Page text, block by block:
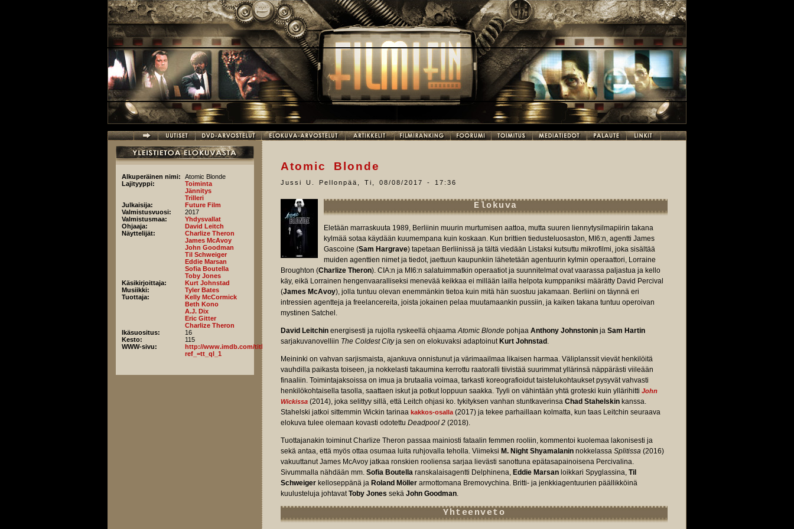
Alkuperäinen nimi:
Atomic Blonde
Lajityyppi:
Toiminta
Jännitys
Trilleri
Julkaisija:
Future Film
Valmistusvuosi:
2017
Valmistusmaa:
Yhdysvallat
Ohjaaja:
David Leitch
Näyttelijät:
Charlize Theron
James McAvoy
John Goodman
Til Schweiger
Eddie Marsan
Sofia Boutella
Toby Jones
Käsikirjoittaja:
Kurt Johnstad
Musiikki:
Tyler Bates
Tuottaja:
Kelly McCormick
Beth Kono
A.J. Dix
Eric Gitter
Charlize Theron
Ikäsuositus:
16
Kesto:
115
WWW-sivu:
http://www.imdb.com/title/tt2406566/fullcredits?
ref_=tt_ql_1
Atomic Blonde
Jussi U. Pellonpää Ti, 08/08/2017 - 17:36
Elokuva
Eletään marraskuuta 1989, Berliinin muurin murtumisen aattoa, mutta suuren liennytysilmapiirin takana
kylmää sotaa käydään kuumempana kuin koskaan. Kun brittien tiedusteluosaston, MI6:n, agentti James
Gascoine (Sam Hargrave) tapetaan Berliinissä ja tältä viedään Listaksi kutsuttu mikrofilmi, joka sisältää
muiden agenttien nimet ja tiedot, jaettuun kaupunkiin lähetetään agentuurin kylmin operaattori, Lorraine
Broughton (Charlize Theron). CIA:n ja MI6:n salatuimmatkin operaatiot ja suunnitelmat ovat vaarassa paljastua ja kello
käy, eikä Lorrainen hengenvaaralliseksi menevää keikkaa ei millään lailla helpota kumppaniksi määrätty David Percival
(James McAvoy), jolla tuntuu olevan enemmänkin tietoa kuin mitä hän suostuu jakamaan. Berliini on täynnä eri
intressien agentteja ja freelancereita, joista jokainen pelaa muutamaankin pussiin, ja kaiken takana tuntuu operoivan
mystinen Satchel.
David Leitchin energisesti ja rujolla ryskeellä ohjaamaAtomic Blonde pohjaa Anthony Johnstonin ja Sam Hartin
sarjakuvanovelliin The Coldest Cityja sen on elokuvaksi adaptoinut Kurt Johnstad .
Meininki on vahvan sarjismaista, ajankuva onnistunut ja värimaailmaa likaisen harmaa. Väliplanssit vievät henkilöitä
vauhdilla paikasta toiseen, ja nokkelasti takaumina kerrottu raatoralli tiivistää suurimmat yllärinsä näppärästi viileään
finaaliin. Toimintajaksoissa on imua ja brutaalia voimaa, tarkasti koreografioidut taistelukohtaukset pysyvät vahvasti
henkilökohtaisella tasolla, saattaen iskut ja potkut loppuun saakka. Tyyli on vähintään yhtä groteski kuin yllärihitti John
Wickissa (2014), joka selittyy sillä, että Leitch ohjasi ko. tykityksen vanhan stuntkaverinsa Chad Stahelskin kanssa.
Stahelski jatkoi sittemmin Wickin tarinaa kakkos-osalla(2017) ja tekee parhaillaan kolmatta, kun taas Leitchin seuraava
elokuva tulee olemaan kovasti odotettu Deadpool 2 (2018).
Tuottajanakin toiminut Charlize Theron passaa mainiosti fataalin femmen rooliin, kommentoi kuolemaa lakonisesti ja
sekä antaa, että myös ottaa osumaa luita ruhjovalla teholla. Viimeksi M. Night Shyamalanin nokkelassa Splitissa (2016)
vakuuttanut James McAvoy jatkaa ronskien rooliensa sarjaa lievästi sanottuna epätasapainoisena Percivalina.
Sivummalla nähdään mm. Sofia Boutella ranskalaisagentti Delphinena, Eddie Marsan loikkari Spyglassina, Til
Schweiger kelloseppänä ja Roland Möller armottomana Bremovychina. Britti- ja jenkkiagentuurien päällikköinä
kuulusteluja johtavatToby Jones sekä John Goodman.
Yhteenveto